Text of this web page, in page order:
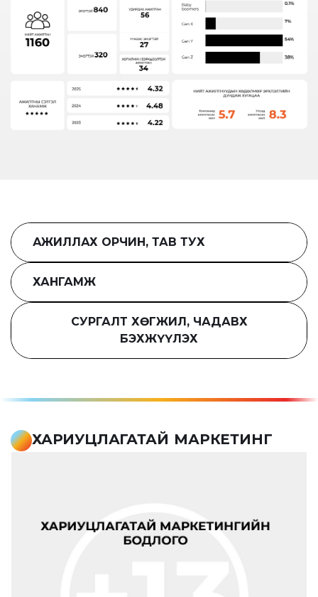
АЖИЛЛАХ ОРЧИН, ТАВ ТУХ
ХАНГАМЖ
СУРГАЛТ ХӨГЖИЛ, ЧАДАВХ
БЭХЖҮҮЛЭХ
ХАРИУЦЛАГАТАЙ МАРКЕТИНГ